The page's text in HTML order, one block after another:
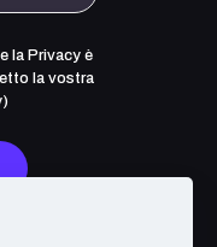
la Privacy è
la vostra
)